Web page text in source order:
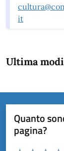
it
Ultima
Quanto
pagina?